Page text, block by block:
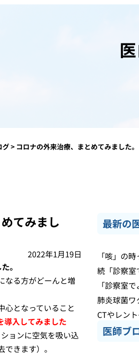
グ> コロナの外来治療、まとめてみました。
てみまし
2022年1月19日
。
なる方がどーんと増
心となっていること
導入してみました
ョンに空気を吸い込
きます）。
最新の
「咳」の
続「診察
「診察室
肺炎球菌
CTやレン
医師ブ